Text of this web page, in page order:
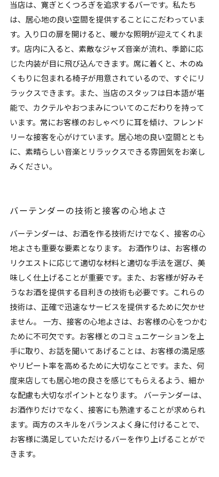
当店は、寛ぎとくつろぎを追求するバーです。私たち
は、居心地の良い空間を提供することにこだわっていま
す。入り口の扉を開けると、暖かな照明が迎えてくれま
す。店内に入ると、素敵なジャズ音楽が流れ、季節に応
じた内装が目に飛び込んできます。席に着くと、木のぬ
くもりに包まれる椅子が用意されているので、すぐにリ
ラックスできます。また、当店のスタッフは日本語が堪
能で、カクテルやおつまみについてのこだわりを持って
います。常にお客様のおしゃべりに耳を傾け、フレンド
リーな接客を心がけています。居心地の良い空間ととも
に、素晴らしい音楽とリラックスできる雰囲気をお楽し
みください。
バーテンダーの技術と接客の心地よさ
バーテンダーは、お酒を作る技術だけでなく、接客の心
地よさも重要な要素となります。 お酒作りは、お客様の
リクエストに応じて適切な材料と適切な手法を選び、美
味しく仕上げることが重要です。また、お客様が好みそ
うなお酒を提供する目利きの技術も必要です。これらの
技術は、正確で迅速なサービスを提供するために欠かせ
ません。 一方、接客の心地よさは、お客様の心をつかむ
ために不可欠です。お客様とのコミュニケーションを上
手に取り、お話を聞いてあげることは、お客様の満足感
やリピート率を高めるために大切なことです。また、何
度来店しても居心地の良さを感じてもらえるよう、細か
な配慮も大切なポイントとなります。 バーテンダーは、
お酒作りだけでなく、接客にも熟達することが求められ
ます。両方のスキルをバランスよく身に付けることで、
お客様に満足していただけるバーを作り上げることがで
きます。